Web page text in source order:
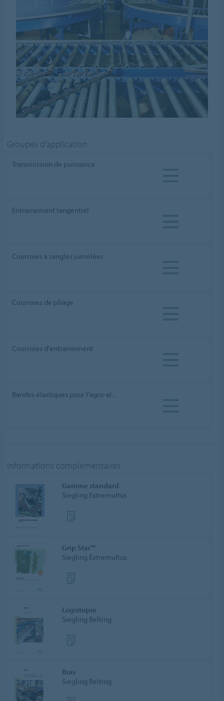
Groupes d'application
Transmission de puissance
Entrainement tangentiel
Courroies à sangles jumelées
Courroies de pliage
Courroies d'entrainement
Bandes élastiques pour l'agro-al...
Informations complémentaires
Gamme standard
Siegling Extremultus
Grip Star™
Siegling Extremultus
Logistique
Siegling Belting
Bois
Siegling Belting